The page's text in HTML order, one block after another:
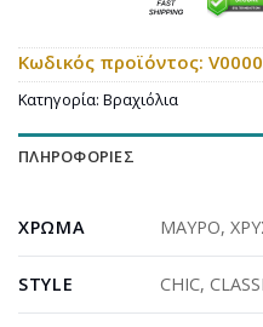
Κωδικός προϊόντος:
Κατηγορία: Βραχιόλια
ΠΛΗΡΟΦΟΡΊΕΣ
ΧΡΏΜΑ ΜΑΥΡΟ,
STYLE CHIC,